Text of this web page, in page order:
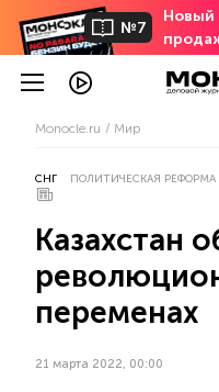
№7
Новый
Monocle.ru Мир
СНГ ПОЛИТИЧЕСКАЯ РЕФОРМА
Казахстан
переменах
21 марта 2022, 00:00